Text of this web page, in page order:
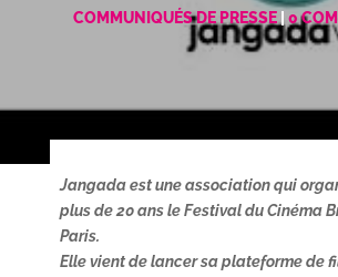
COMMUNIQUÉS DE PRESSE| 0
Jangada est une association qui
plus de 20 ans le Festival du Cinéma
Paris.
Elle vient de lancer sa plateforme de